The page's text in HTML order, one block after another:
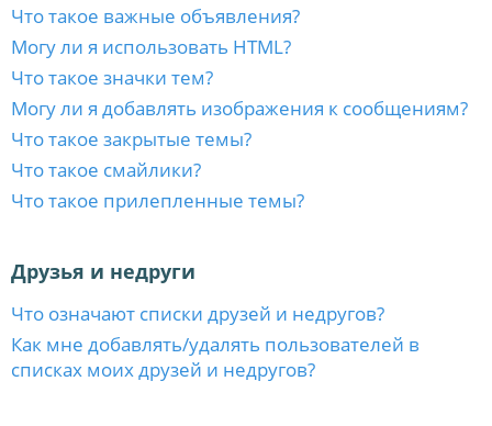
Что такое важные объявления?
Могу ли я использовать HTML?
Что такое значки тем?
Могу ли я добавлять изображения к сообщениям?
Что такое закрытые темы?
Что такое смайлики?
Что такое прилепленные темы?
Друзья и недруги
Что означают списки друзей и недругов?
Как мне добавлять/удалять пользователей в
списках моих друзей и недругов?